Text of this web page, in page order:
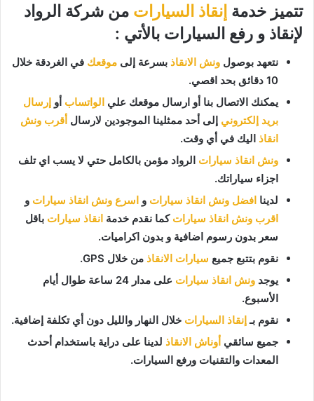
تتميز خدمة إنقاذ السيارات من شركة الرواد
لإنقاذ و رفع السيارات بالأتي :
نتعهد بوصول ونش الانقاذ بسرعة إلى موقعك في الغردقة خلال
10 دقائق بحد اقصي.
يمكنك الاتصال بنا أو ارسال موقعك علي الواتساب أو إرسال
بريد إلكتروني إلى أحد ممثلينا الموجودين لارسال أقرب ونش
انقاذ اليك في أي وقت.
ونش انقاذ سيارات الرواد مؤمن بالكامل حتي لا يسب اي تلف
اجزاء سياراتك.
لدينا افضل ونش انقاذ سيارات و اسرع ونش انقاذ سيارات و
اقرب ونش انقاذ سيارات كما نقدم خدمة انقاذ سيارات باقل
سعر بدون رسوم اضافية و بدون اكراميات.
نقوم بتتبع جميع سيارات الانقاذ من خلال GPS.
يوجد ونش انقاذ سيارات
على مدار 24 ساعة طوال أيام
الأسبوع.
نقوم بـإنقاذ السيارات خلال النهار والليل دون أي تكلفة إضافية.
جميع سائقي أوناش الانقاذ لدينا على دراية باستخدام أحدث
المعدات والتقنيات ورفع السيارات.